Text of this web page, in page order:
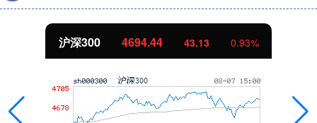
北证50 1134.24 11.37 1.01%